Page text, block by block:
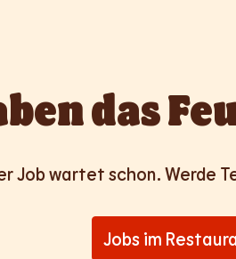
das
Job wartet schon. Werde
Jobs im